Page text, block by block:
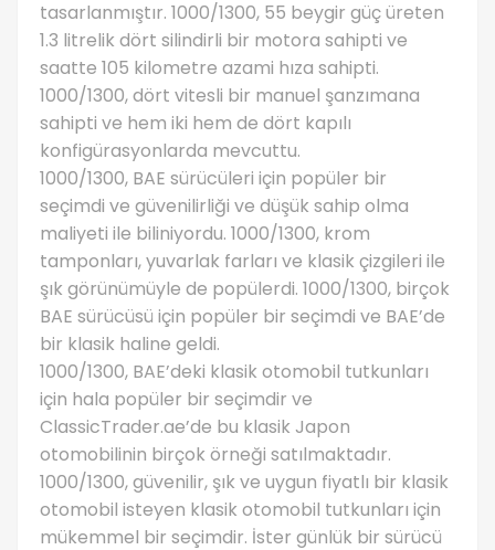
tasarlanmıştır. 1000/1300, 55 beygir güç üreten
1.3 litrelik dört silindirli bir motora sahipti ve
saatte 105 kilometre azami hıza sahipti.
1000/1300, dört vitesli bir manuel şanzımana
sahipti ve hem iki hem de dört kapılı
konfigürasyonlarda mevcuttu.
1000/1300, BAE sürücüleri için popüler bir
seçimdi ve güvenilirliği ve düşük sahip olma
maliyeti ile biliniyordu. 1000/1300, krom
tamponları, yuvarlak farları ve klasik çizgileri ile
şık görünümüyle de popülerdi. 1000/1300, birçok
BAE sürücüsü için popüler bir seçimdi ve BAE’de
bir klasik haline geldi.
1000/1300, BAE’deki klasik otomobil tutkunları
için hala popüler bir seçimdir ve
ClassicTrader.ae’de bu klasik Japon
otomobilinin birçok örneği satılmaktadır.
1000/1300, güvenilir, şık ve uygun fiyatlı bir klasik
otomobil isteyen klasik otomobil tutkunları için
mükemmel bir seçimdir. İster günlük bir sürücü